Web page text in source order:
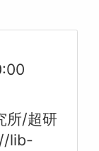
所/超研
lib-